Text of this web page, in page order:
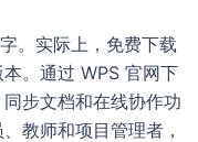
。实际上，免费下载
。通过 WPS 官网下
步文档和在线协作功
教师和项目管理者，